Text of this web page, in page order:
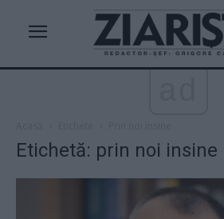
Etichetă: prin noi insine